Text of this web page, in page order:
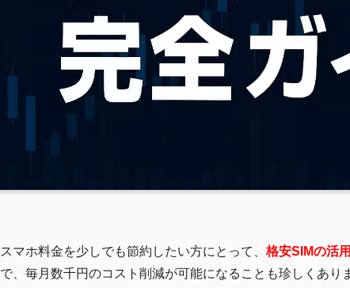
スマホ料金を少しでも節約したい方にとって、 格安SIMの活
で、毎月数千円のコスト削減が可能になることも珍しくあ